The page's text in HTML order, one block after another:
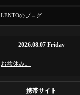
LENTOのブログ
2026.08.07 Friday
お盆休み。
携帯サイト